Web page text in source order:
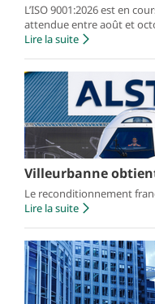
L’ISO 9001:2026 est en
attendue entre août et
Lire la suite
Villeurbanne
Le reconditionnement
Lire la suite